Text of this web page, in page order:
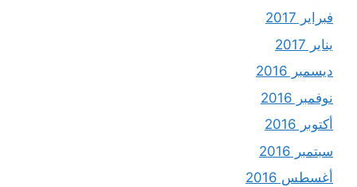
فبراير 2017
يناير 2017
ديسمبر 2016
نوفمبر 2016
أكتوبر 2016
سبتمبر 2016
أغسطس 2016